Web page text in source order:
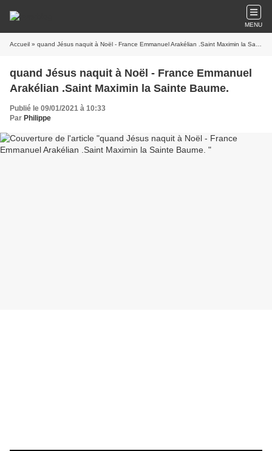
MENU
Accueil » quand Jésus naquit à Noël - France Emmanuel Arakélian .Saint Maximin la Sainte Baume.
quand Jésus naquit à Noël - France Emmanuel
Arakélian .Saint Maximin la Sainte Baume.
Publié le 09/01/2021 à 10:33
Par Philippe